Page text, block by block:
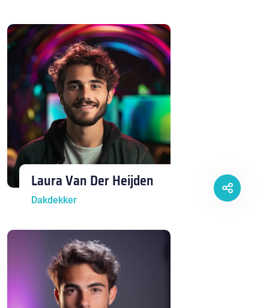
Laura Van Der Heijden
Dakdekker